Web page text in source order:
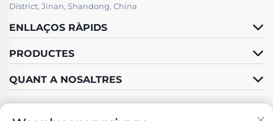
District, Jinan, Shandong, China
ENLLAÇOS RÀPIDS
PRODUCTES
QUANT A NOSALTRES